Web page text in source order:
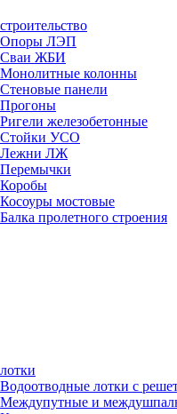
строительство
Опоры ЛЭП
Сваи ЖБИ
Монолитные колонны
Стеновые панели
Прогоны
Ригели железобетонные
Стойки УСО
Лежни ЛЖ
Перемычки
Коробы
Косоуры мостовые
Балка пролетного строения
лотки
Водоотводные лотки с
Междупутные и